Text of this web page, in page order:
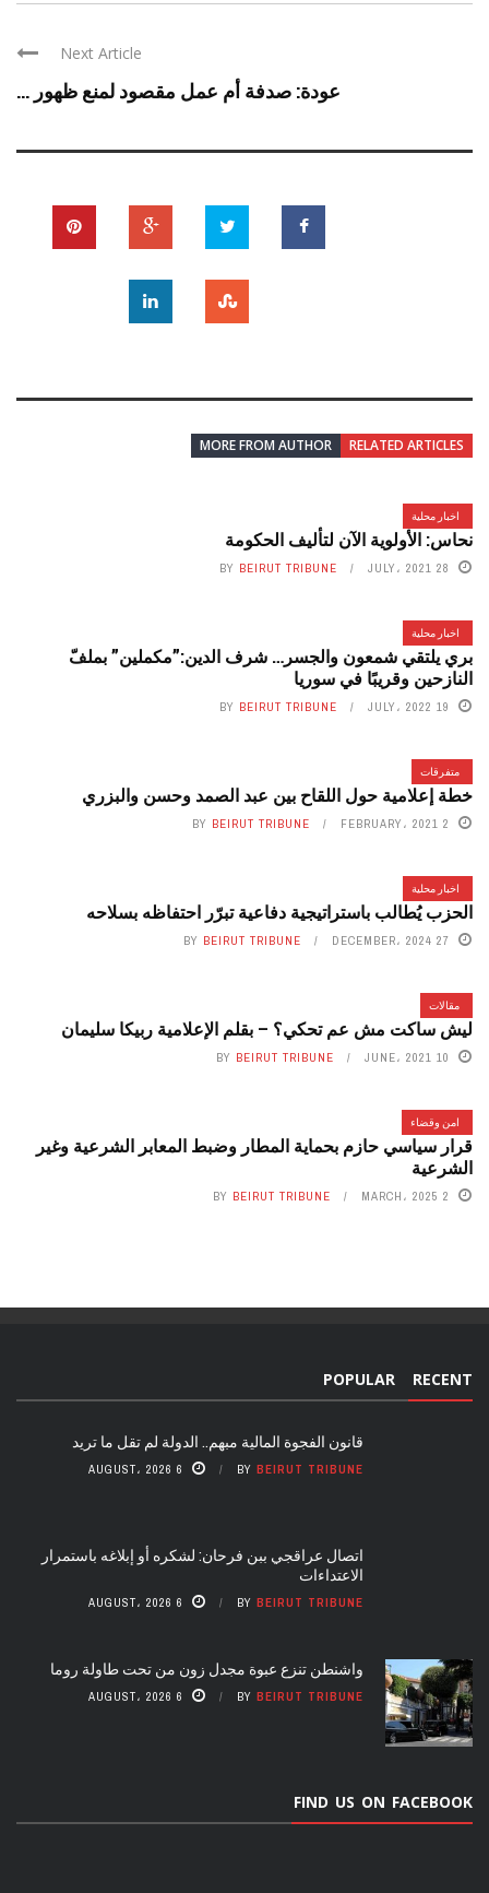
Next Article
عودة: صدفة أم عمل مقصود لمنع ظهور ...
RELATED ARTICLES
MORE FROM AUTHOR
اخبار محلية
نحاس: الأولوية الآن لتأليف الحكومة
28 JULY، 2021 BY BEIRUT TRIBUNE
اخبار محلية
بري يلتقي شمعون والجسر… شرف الدين:”مكملين” بملفّ
النازحين وقريبًا في سوريا
19 JULY، 2022 BY BEIRUT TRIBUNE
متفرقات
خطة إعلامية حول اللقاح بين عبد الصمد وحسن والبزري
2 FEBRUARY، 2021 BY BEIRUT TRIBUNE
اخبار محلية
الحزب يُطالب باستراتيجية دفاعية تبرّر احتفاظه بسلاحه
27 DECEMBER، 2024 BY BEIRUT TRIBUNE
مقالات
ليش ساكت مش عم تحكي؟ – بقلم الإعلامية ربيكا سليمان
10 JUNE، 2021 BY BEIRUT TRIBUNE
امن وقضاء
قرار سياسي حازم بحماية المطار وضبط المعابر الشرعية وغير
الشرعية
2 MARCH، 2025 BY BEIRUT TRIBUNE
RECENT
POPULAR
قانون الفجوة المالية مبهم.. الدولة لم تقل ما تريد
BY BEIRUT TRIBUNE 6 AUGUST، 2026
اتصال عراقجي ببن فرحان: لشكره أو إبلاغه باستمرار
الاعتداءات
BY BEIRUT TRIBUNE 6 AUGUST، 2026
واشنطن تنزع عبوة مجدل زون من تحت طاولة روما
BY BEIRUT TRIBUNE 6 AUGUST، 2026
FIND US ON FACEBOOK